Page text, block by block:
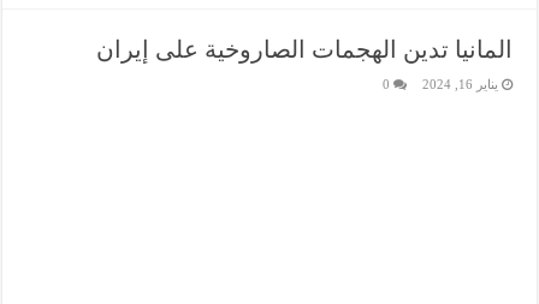
المانيا تدين الهجمات الصاروخية على إيران
يناير 16, 2024 0